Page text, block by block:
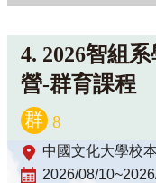
4. 2026智組
營-群育課程
群 8
中國文化大學校
2026/08/